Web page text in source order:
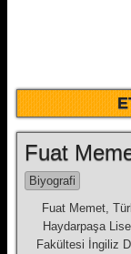
Fuat
Biyografi
Fuat Memet,
Haydarpaşa
Fakül­tesi İngiliz